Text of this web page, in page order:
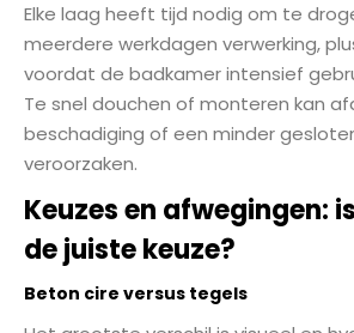
Elke laag heeft tijd nodig om te
meerdere werkdagen verwerking,
voordat de badkamer intensief
Te snel douchen of monteren kan
beschadiging of een minder
veroorzaken.
Keuzes en afwegingen:
de juiste keuze?
Beton cire versus tegels